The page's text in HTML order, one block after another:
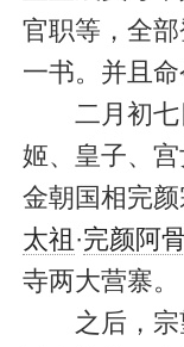
官职等，全部
一书。并且命
二月初七
姬、皇子、
金朝国相完
太祖 ·完颜阿
寺两大营寨。
之后，宗